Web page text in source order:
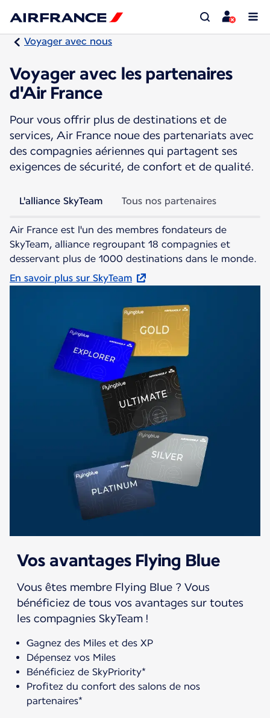
Voyager avec nous
Voyager avec les partenaires
d'Air France
Pour vous offrir plus de destinations et de
services, Air France noue des partenariats avec
des compagnies aériennes qui partagent ses
exigences de sécurité, de confort et de qualité.
L'alliance SkyTeam Tous nos partenaires
Air France est l'un des membres fondateurs de
SkyTeam, alliance regroupant 18 compagnies et
desservant plus de 1000 destinations dans le monde.
En savoir plus sur SkyTeam
Vos avantages Flying Blue
Vous êtes membre Flying Blue ? Vous
bénéficiez de tous vos avantages sur toutes
les compagnies SkyTeam !
Gagnez des Miles et des XP
Dépensez vos Miles
Bénéficiez de SkyPriority*
Profitez du confort des salons de nos
partenaires*